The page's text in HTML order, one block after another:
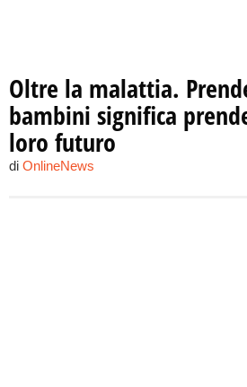
Oltre la malattia.
bambini significa
loro futuro
di OnlineNews